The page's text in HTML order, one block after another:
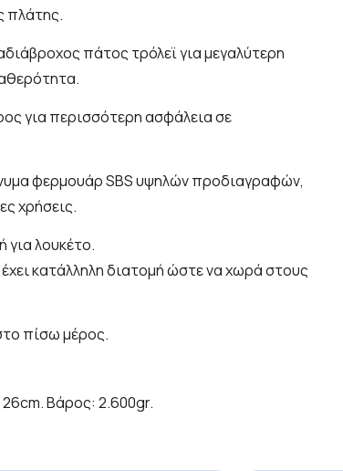
πλάτης.
πάτος τρόλεϊ για μεγαλύτερη
για περισσότερη ασφάλεια σε
φερμουάρ SBS υψηλών προδιαγραφών,
χρήσεις.
για λουκέτο.
κατάλληλη διατομή ώστε να χωρά στους
πίσω μέρος.
Βάρος: 2.600gr.